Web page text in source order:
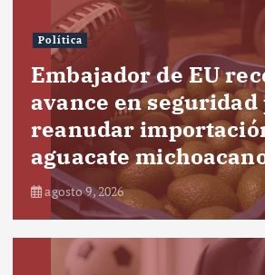
Política
Embajador de EU
avance en seguridad
reanudar
aguacate
agosto 9, 2026